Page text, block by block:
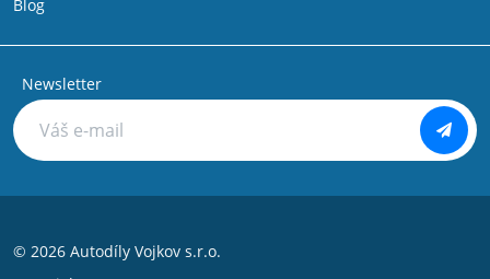
Blog
Newsletter
© 2026 Autodíly Vojkov s.r.o.